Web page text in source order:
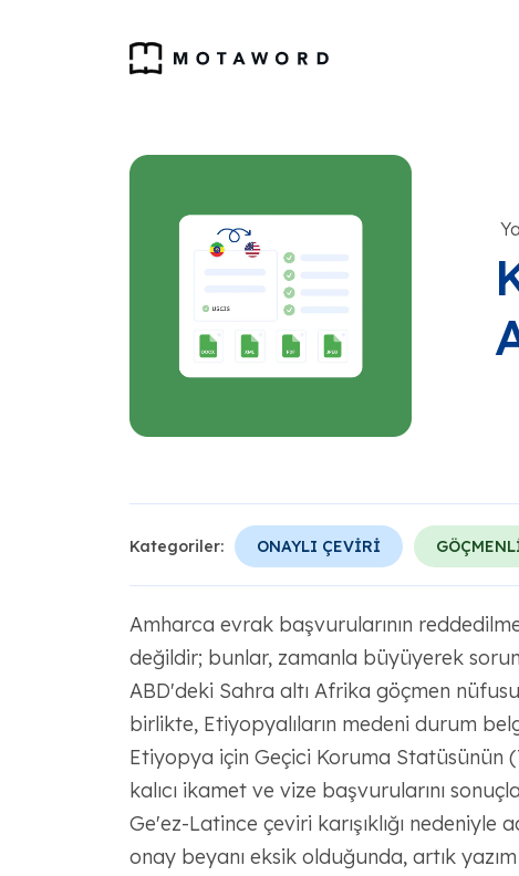
Kategoriler: ONAYLI ÇEVİRİ
Amharca evrak başvurularının
değildir; bunlar, zamanla büyüyerek
ABD'deki Sahra altı Afrika göçmen
birlikte, Etiyopyalıların medeni durum
Etiyopya için Geçici Koruma Statüsünün
kalıcı ikamet ve vize başvurularını
Ge'ez-Latince çeviri karışıklığı
onay beyanı eksik olduğunda, artık